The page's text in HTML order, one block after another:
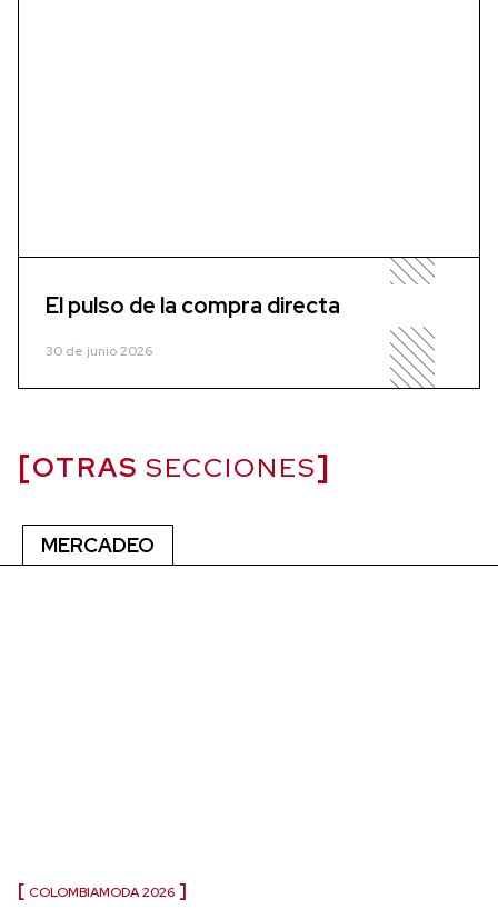
El pulso de la compra directa
30 de junio 2026
OTRAS SECCIONES
MERCADEO
COLOMBIAMODA 2026